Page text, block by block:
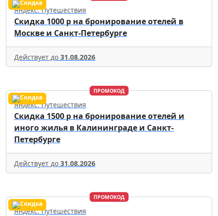
Яндекс. Путешествия
Скидка 1000 р на бронирование отелей в
Москве и Санкт-Петербурге
Действует до 31.08.2026
ПРОМОКОД
Яндекс. Путешествия
Скидка 1500 р на бронирование отелей и
иного жилья в Калининграде и Санкт-
Петербурге
Действует до 31.08.2026
ПРОМОКОД
Яндекс. Путешествия